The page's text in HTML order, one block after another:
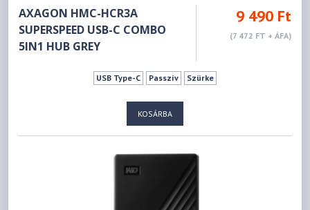
AXAGON HMC-HCR3A
SUPERSPEED USB-C COMBO
5IN1 HUB GREY
9 490 Ft
(7 472 FT + ÁFA)
USB Type-C Passzív Szürke
KOSÁRBA